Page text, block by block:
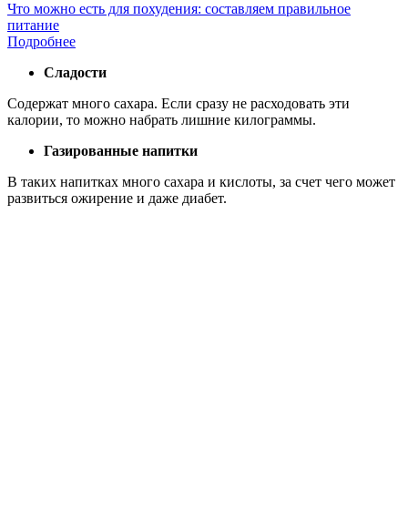
Что можно есть для похудения: составляем правильное
питание
Подробнее
Сладости
Содержат много сахара. Если сразу не расходовать эти
калории, то можно набрать лишние килограммы.
Газированные напитки
В таких напитках много сахара и кислоты, за счет чего может
развиться ожирение и даже диабет.